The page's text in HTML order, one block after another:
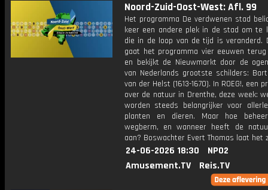
Noord-Zuid-Oost-West: Afl. 99
Het programma De verdwenen stad
keer een andere plek in de stad om te
die in de loop van de tijd is veranderd.
gaat het programma vier eeuwen
en bekijkt de Nieuwmarkt door de
van Nederlands grootste schilders:
van der Helst (1613-1670). In ROEG!, een
over de natuur in Drenthe, deze week:
worden steeds belangrijker voor
planten en dieren. Maar hoe
wegberm, en wanneer heeft de
aan? Boswachter Evert Thomas laat het
24-06-2026 18:30
NPO2
Amusement.TV
Reis.TV